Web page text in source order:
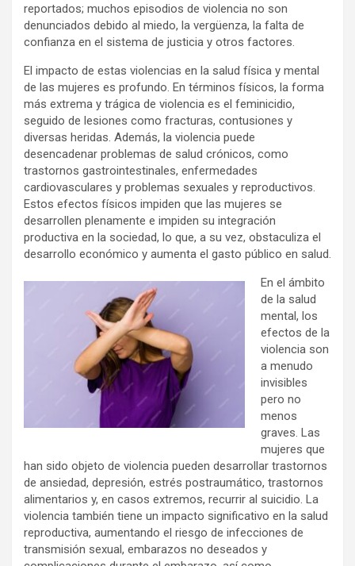
reportados; muchos episodios de violencia no son
denunciados debido al miedo, la vergüenza, la falta de
confianza en el sistema de justicia y otros factores.
El impacto de estas violencias en la salud física y mental
de las mujeres es profundo. En términos físicos, la forma
más extrema y trágica de violencia es el feminicidio,
seguido de lesiones como fracturas, contusiones y
diversas heridas. Además, la violencia puede
desencadenar problemas de salud crónicos, como
trastornos gastrointestinales, enfermedades
cardiovasculares y problemas sexuales y reproductivos.
Estos efectos físicos impiden que las mujeres se
desarrollen plenamente e impiden su integración
productiva en la sociedad, lo que, a su vez, obstaculiza el
desarrollo económico y aumenta el gasto público en salud.
En el ámbito
de la salud
mental, los
efectos de la
violencia son
a menudo
invisibles
pero no
menos
graves. Las
mujeres que
han sido objeto de violencia pueden desarrollar trastornos
de ansiedad, depresión, estrés postraumático, trastornos
alimentarios y, en casos extremos, recurrir al suicidio. La
violencia también tiene un impacto significativo en la salud
reproductiva, aumentando el riesgo de infecciones de
transmisión sexual, embarazos no deseados y